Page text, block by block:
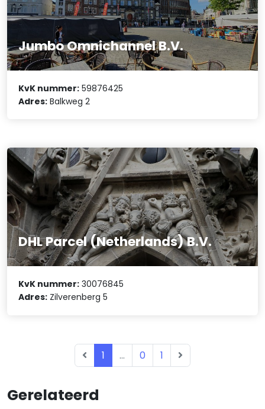
Gerelateerd
Jumbo Omnichannel B.V.
KvK nummer: 59876425
Adres: Balkweg 2
DHL Parcel (Netherlands) B.V.
KvK nummer: 30076845
Adres: Zilverenberg 5
1 ... 0 1